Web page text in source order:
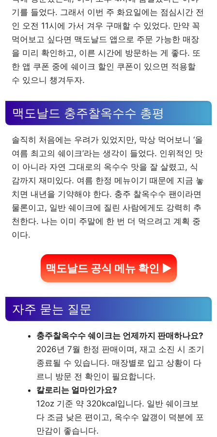
기를 들었다. 그래서 이번 주 화요일에는 점심시간 전
인 오전 11시에 가서 겨우 구매할 수 있었다. 만약 꼭
먹어보고 싶다면 맥도날드 앱으로 주문 가능한 매장
을 미리 확인하고, 이른 시간에 방문하는 게 좋다. 또
한 앱 쿠폰 중에 쉐이크 할인 쿠폰이 있으면 적용할
수 있으니 챙겨두자.
맥도날드 충주찰옥수수 총평
솔직히 처음에는 우려가 있었지만, 막상 먹어보니 ‘올
여름 최고의 쉐이크’라는 생각이 들었다. 인위적인 맛
이 아니라 자연 그대로의 옥수수 맛을 잘 살렸고, 식
감까지 재미있다. 여름 한정 메뉴이기 때문에 지금 놓
치면 내년을 기약해야 한다. 충주 찰옥수수 팬이라면
물론이고, 일반 쉐이크에 질린 사람에게도 강력히 추
천한다. 나는 이미 주말에 한 번 더 먹으려고 계획 중
이다.
맥도날드 공식 메뉴 확인 ▶
자주 묻는 질문
충주찰옥수수 쉐이크는 언제까지 판매하나요?
2026년 7월 한정 판매이며, 재고 소진 시 조기
종료될 수 있습니다. 매장별로 입고 상황이 다
르니 방문 전 확인이 필요합니다.
칼로리는 얼마인가요?
12oz 기준 약 320kcal입니다. 일반 쉐이크보
다 조금 낮은 편이고, 옥수수 알갱이 덕분에 포
만감이 좋습니다.